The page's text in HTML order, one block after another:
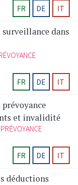
FR
DE IT
dans
FR
DE IT
et invalidité
PRÉVOYANCE
FR
DE IT
déductions